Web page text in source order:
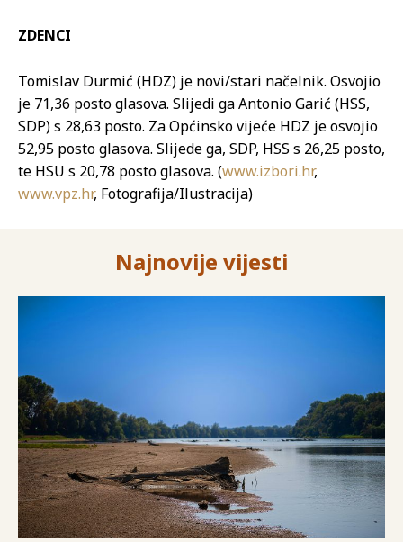
ZDENCI
Tomislav Durmić (HDZ) je novi/stari načelnik. Osvojio
je 71,36 posto glasova. Slijedi ga Antonio Garić (HSS,
SDP) s 28,63 posto. Za Općinsko vijeće HDZ je osvojio
52,95 posto glasova. Slijede ga, SDP, HSS s 26,25 posto,
te HSU s 20,78 posto glasova. (www.izbori.hr,
www.vpz.hr, Fotografija/Ilustracija)
Najnovije vijesti